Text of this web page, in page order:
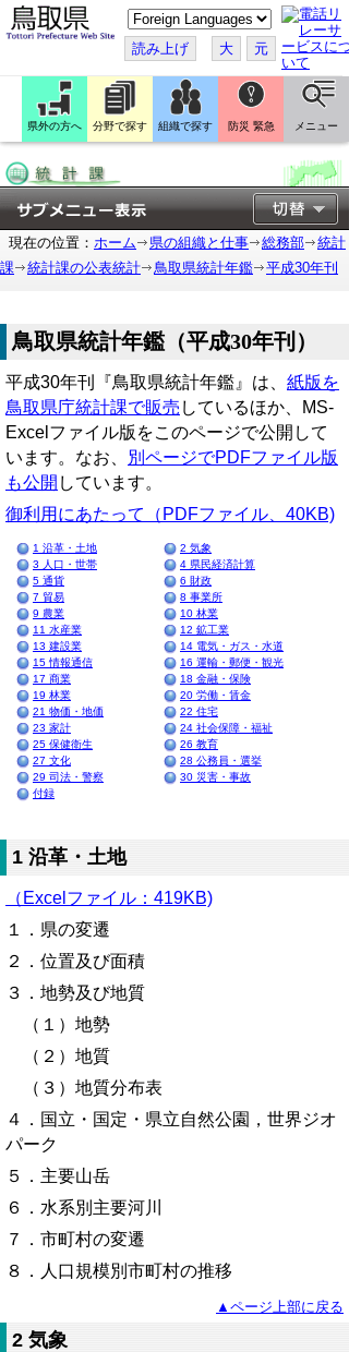
こ
の
ペ
ー
ジ
翻
訳
す
読み上げ 大 元
県外の方へ 分野で探す 組織で探す 防災 緊急 メニュー
現在の位置： ホーム 県の組織と仕事 総務部
統計
課
統計課の公表統計 鳥取県統計年鑑 平成30年刊
鳥取県統計年鑑（平成30年刊）
平成30年刊『鳥取県統計年鑑』は、 紙版を
鳥取県庁統計課で販売 しているほか、MS-
Excelファイル版をこのページで公開して
います。なお、
別ページでPDFファイル版
も公開 しています。
御利用にあたって（PDFファイル、40KB)
1 沿革・土地
2 気象
3 人口・世帯
4 県民経済計算
5 通貨
6 財政
7 貿易
8 事業所
9 農業
10 林業
11 水産業
12 鉱工業
13 建設業
14 電気・ガス・水道
15 情報通信
16 運輸・郵便・観光
17 商業
18 金融・保険
19 林業
20 労働・賃金
21 物価・地価
22 住宅
23 家計
24 社会保障・福祉
25 保健衛生
26 教育
27 文化
28 公務員・選挙
29 司法・警察
30 災害・事故
付録
1 沿革・土地
（Excelファイル：419KB)
１．県の変遷
２．位置及び面積
３．地勢及び地質
（１）地勢
（２）地質
（３）地質分布表
４．国立・国定・県立自然公園，世界ジオ
パーク
５
．主要山岳
６．水系別主要河川
７．市町村の変遷
８．人口規模別市町村の推移
▲ページ上部に戻る
2 気象